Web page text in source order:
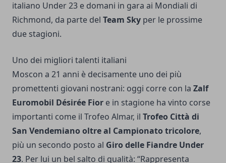
italiano Under 23 e domani in gara ai Mondiali di
Richmond, da parte del Team Sky per le prossime
due stagioni.
Uno dei migliori talenti italiani
Moscon a 21 anni è decisamente uno dei più
promettenti giovani nostrani: oggi corre con la Zalf
Euromobil Désirée Fior e in stagione ha vinto corse
importanti come il Trofeo Almar, il Trofeo Città di
San Vendemiano oltre al Campionato tricolore,
più un secondo posto al Giro delle Fiandre Under
23. Per lui un bel salto di qualità: “Rappresenta